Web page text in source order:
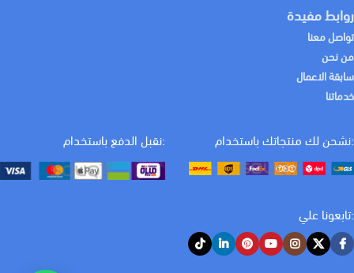
روابط مفيدة
تواصل معنا
من نحن
سابقة الاعمال
خدماتنا
:نقبل الدفع باستخدام :نشحن لك منتجاتك باستخدام
:تابعونا علي